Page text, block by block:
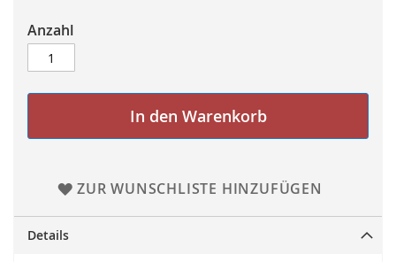
Anzahl
In den Warenkorb
ZUR WUNSCHLISTE HINZUFÜGEN
Details